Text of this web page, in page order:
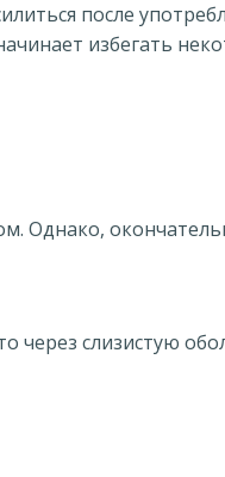
после
избегать
Однако,
слизистую